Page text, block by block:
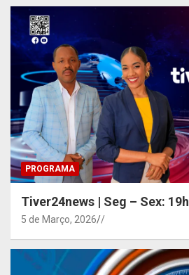
PROGRAMA
Tiver24news | Seg – Sex: 19h
5 de Março, 2026 /